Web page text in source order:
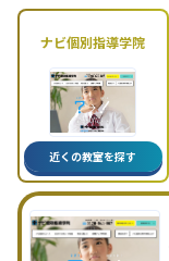
ナビ個別指導学院
近くの教室を探す